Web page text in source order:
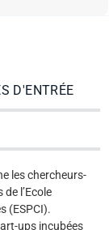
D'ENTRÉE
les chercheurs-
l’Ecole
(ESPCI).
ups incubées